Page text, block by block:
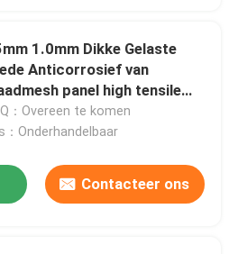
1.0mm Dikke Gelaste
Anticorrosief van
panel high tensile
：Overeen te komen
：Onderhandelbaar
Contacteer ons